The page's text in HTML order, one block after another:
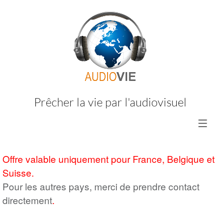
Prêcher la vie par l'audiovisuel
Offre valable uniquement pour France, Belgique et
Suisse.
Pour les autres pays, merci de prendre contact
directement.